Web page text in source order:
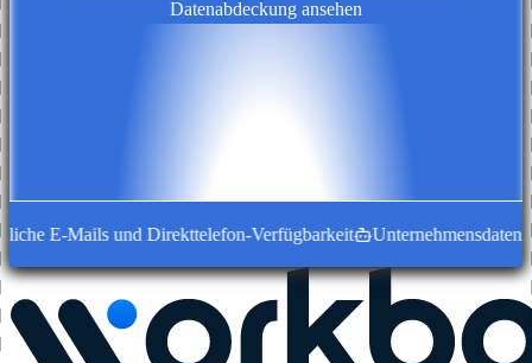
Datenabdeckung ansehen
E-Mails und Direkttelefon-Verfügbarkeit